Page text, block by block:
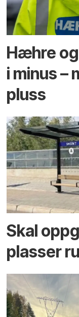
Hæhre
i minus –
pluss
Skal
plasser